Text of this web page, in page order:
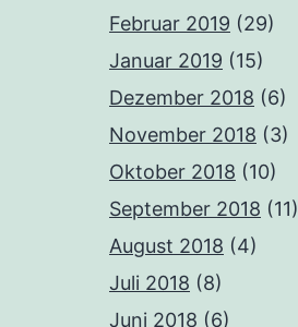
Februar 2019 (29)
Januar 2019 (15)
Dezember 2018 (6)
November 2018 (3)
Oktober 2018 (10)
September 2018 (11)
August 2018 (4)
Juli 2018 (8)
Juni 2018 (6)